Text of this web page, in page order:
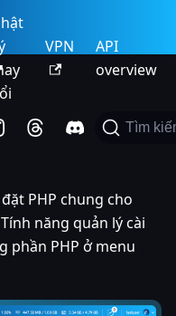
VPN
API
overview
Tìm
PHP chung cho
năng quản lý cài
phần PHP ở menu